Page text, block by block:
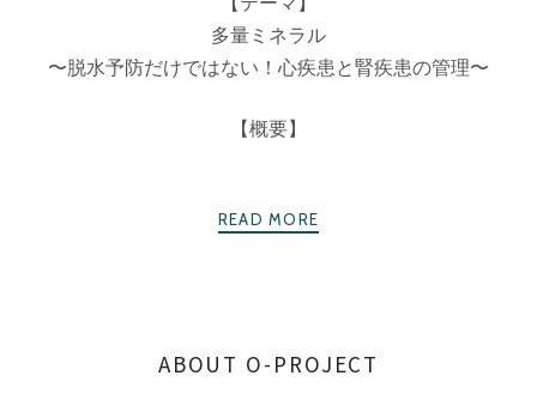
多量ミネラル
〜脱水予防だけではない！心疾患と腎疾患の管理〜
【概要】
READ MORE
ABOUT O-PROJECT